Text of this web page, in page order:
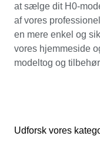
at sælge dit H0-
af vores
en mere enkel og
vores hjemmeside
modeltog og
Udforsk vores